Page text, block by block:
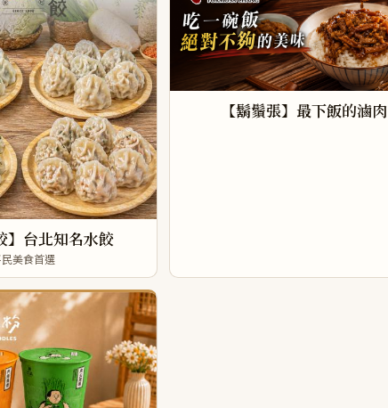
】台北知名水餃
美食首選
【鬍鬚張】最下飯的滷肉